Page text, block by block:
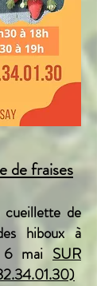
de fraises
de
hiboux à
6 mai SUR